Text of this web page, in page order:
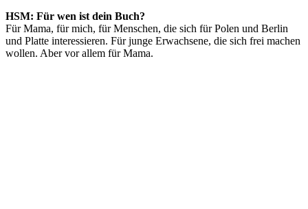
HSM: Für wen ist dein Buch?
Für Mama, für mich, für Menschen, die sich für Polen und Berlin
und Platte interessieren. Für junge Erwachsene, die sich frei machen
wollen. Aber vor allem für Mama.